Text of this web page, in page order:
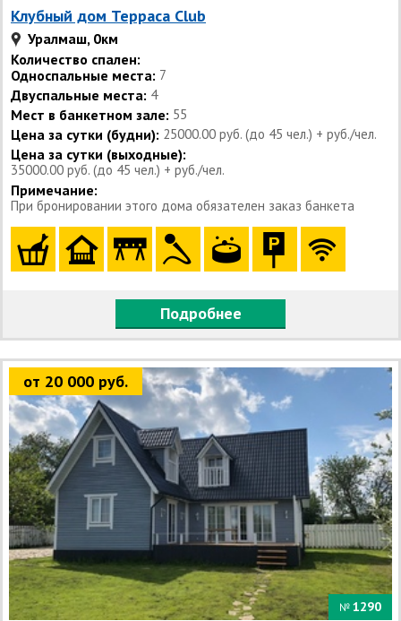
Клубный дом Терраса Сlub
Уралмаш, 0км
Количество спален:
Односпальные места: 7
Двуспальные места: 4
Мест в банкетном зале: 55
Цена за сутки (будни): 25000.00 руб. (до 45 чел.) + руб./чел.
Цена за сутки (выходные):
35000.00 руб. (до 45 чел.) + руб./чел.
Примечание:
При бронировании этого дома обязателен заказ банкета
Подробнее
от 20 000 руб.
№ 1290